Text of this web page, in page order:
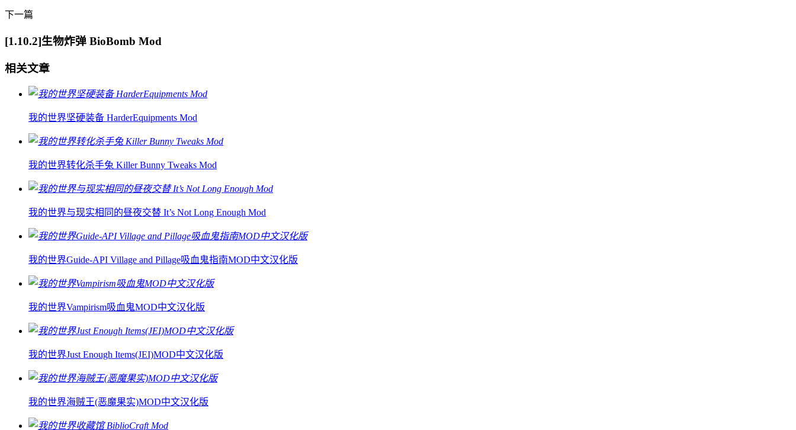
下一篇
[1.10.2]生物炸弹 BioBomb Mod
相关文章
我的世界坚硬装备 HarderEquipments Mod
我的世界转化杀手兔 Killer Bunny Tweaks Mod
我的世界与现实相同的昼夜交替 It’s Not Long Enough Mod
我的世界Guide-API Village and Pillage吸血鬼指南MOD中文汉化版
我的世界Vampirism吸血鬼MOD中文汉化版
我的世界Just Enough Items(JEI)MOD中文汉化版
我的世界海贼王(恶魔果实)MOD中文汉化版